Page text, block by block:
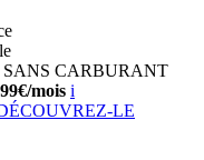
SANS CARBURANT
mois i
LE